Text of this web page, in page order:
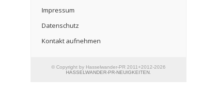
Impressum
Datenschutz
Kontakt aufnehmen
© Copyright by Hasselwander-PR 2011+2012-2026
HASSELWANDER-PR-NEUIGKEITEN.